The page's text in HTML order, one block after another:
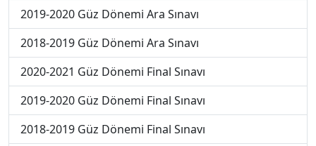
2019-2020 Güz Dönemi Ara Sınavı
2018-2019 Güz Dönemi Ara Sınavı
2020-2021 Güz Dönemi Final Sınavı
2019-2020 Güz Dönemi Final Sınavı
2018-2019 Güz Dönemi Final Sınavı